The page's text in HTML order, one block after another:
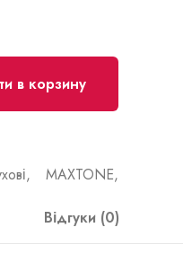
в корзину
MAXTONE,
Відгуки (0)